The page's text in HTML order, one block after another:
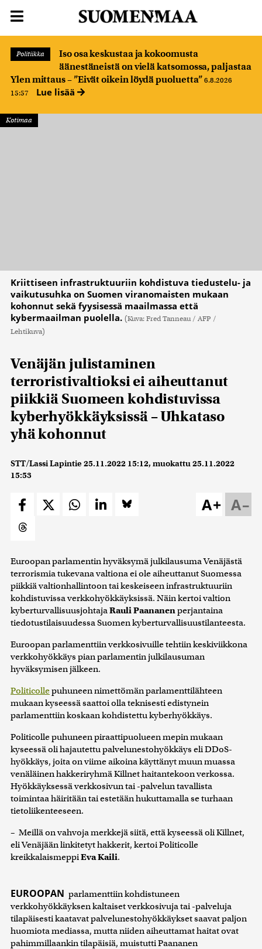
Politiikka
Iso osa keskustaa ja kokoomusta
äänestäneistä on vielä katsomossa, paljastaa
Ylen mittaus – ”Eivät oikein löydä puoluetta” 6.8.2026
15:57
Lue lisää
Kotimaa
Kriittiseen infrastruktuuriin kohdistuva tiedustelu- ja
vaikutusuhka on Suomen viranomaisten mukaan
kohonnut sekä fyysisessä maailmassa että
kybermaailman puolella. (Kuva: Fred Tanneau / AFP /
Lehtikuva)
Venäjän julistaminen
terroristivaltioksi ei aiheuttanut
piikkiä Suomeen kohdistuvissa
kyberhyökkäyksissä – Uhkataso
yhä kohonnut
STT/Lassi Lapintie 25.11.2022 15:12, muokattu25.11.2022
15:53
A–
A+
Euroopan parlamentin hyväksymä julkilausuma Venäjästä
terrorismia tukevana valtiona ei ole aiheuttanut Suomessa
piikkiä valtionhallintoon tai keskeiseen infrastruktuuriin
kohdistuvissa verkkohyökkäyksissä. Näin kertoi valtion
kyberturvallisuusjohtajaRauli Paananenperjantaina
tiedotustilaisuudessa Suomen kyberturvallisuustilanteesta.
Euroopan parlamenttiin verkkosivuille tehtiin keskiviikkona
verkkohyökkäys pian parlamentin julkilausuman
hyväksymisen jälkeen.
Politicollepuhuneen nimettömän parlamenttilähteen
mukaan kyseessä saattoi olla teknisesti edistynein
parlamenttiin koskaan kohdistettu kyberhyökkäys.
Politicolle puhuneen piraattipuolueen mepin mukaan
kyseessä oli hajautettu palvelunestohyökkäys eli DDoS-
hyökkäys, joita on viime aikoina käyttänyt muun muassa
venäläinen hakkeriryhmä Killnet haitantekoon verkossa.
Hyökkäyksessä verkkosivun tai -palvelun tavallista
toimintaa häiritään tai estetään hukuttamalla se turhaan
tietoliikenteeseen.
– Meillä on vahvoja merkkejä siitä, että kyseessä oli Killnet,
eli Venäjään linkitetyt hakkerit, kertoi Politicolle
kreikkalaismeppiEva Kaili.
EUROOPAN parlamenttiin kohdistuneen
verkkohyökkäyksen kaltaiset verkkosivuja tai -palveluja
tilapäisesti kaatavat palvelunestohyökkäykset saavat paljon
huomiota mediassa, mutta niiden aiheuttamat haitat ovat
pahimmillaankin tilapäisiä, muistutti Paananen